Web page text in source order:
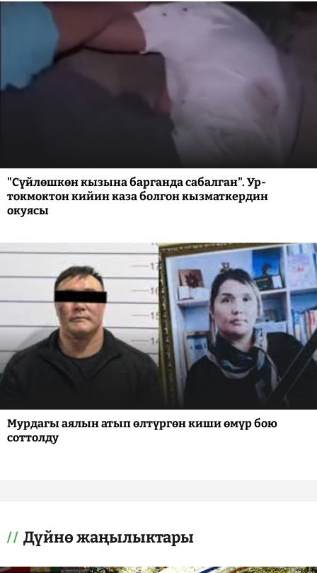
"Сүйлөшкөн кызына барганда сабалган". Ур-
токмоктон кийин каза болгон кызматкердин
окуясы
Мурдагы аялын атып өлтүргөн киши өмүр бою
соттолду
Дүйнө жаңылыктары